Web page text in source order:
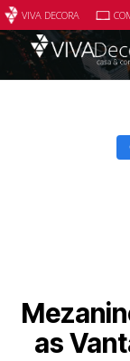
VIVA DECORA
as